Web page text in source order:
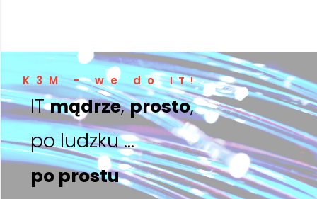
K3M - we doIT!
ITmądrze,prosto,
po ludzku ...
po prostu